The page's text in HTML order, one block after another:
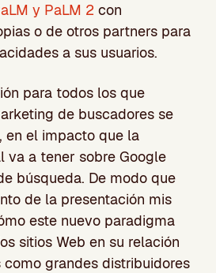
y PaLM 2 con
o de otros partners para
a sus usuarios.
para todos los que
de buscadores se
en el impacto que la
va a tener sobre Google
búsqueda. De modo que
de la presentación mis
este nuevo paradigma
sitios Web en su relación
grandes distribuidores